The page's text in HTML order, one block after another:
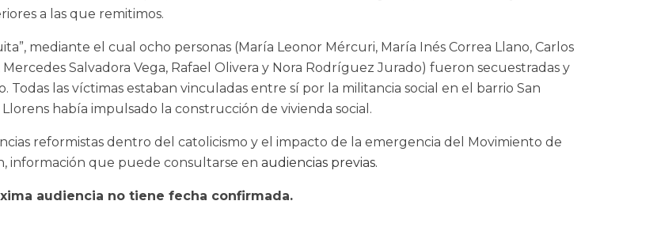
a las que remitimos.
mediante el cual ocho personas (María Leonor Mércuri, María Inés Correa Llano, Carlos
Salvadora Vega, Rafael Olivera y Nora Rodríguez Jurado) fueron secuestradas y
las víctimas estaban vinculadas entre sí por la militancia social en el barrio San
había impulsado la construcción de vivienda social.
reformistas dentro del catolicismo y el impacto de la emergencia del Movimiento de
información que puede consultarse en audiencias previas.
audiencia no tiene fecha confirmada.